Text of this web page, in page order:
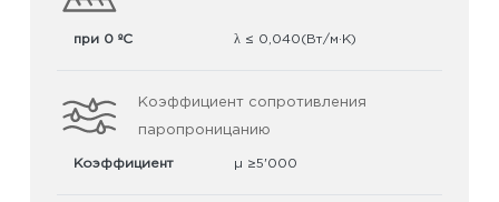
при 0 ºC λ ≤ 0,040(Вт/м·K)
Коэффициент сопротивления
паропроницанию
Коэффициент µ ≥5'000